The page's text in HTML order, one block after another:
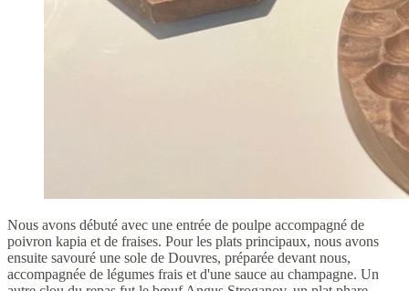
Nous avons débuté avec une entrée de poulpe accompagné de
poivron kapia et de fraises. Pour les plats principaux, nous avons
ensuite savouré une sole de Douvres, préparée devant nous,
accompagnée de légumes frais et d'une sauce au champagne. Un